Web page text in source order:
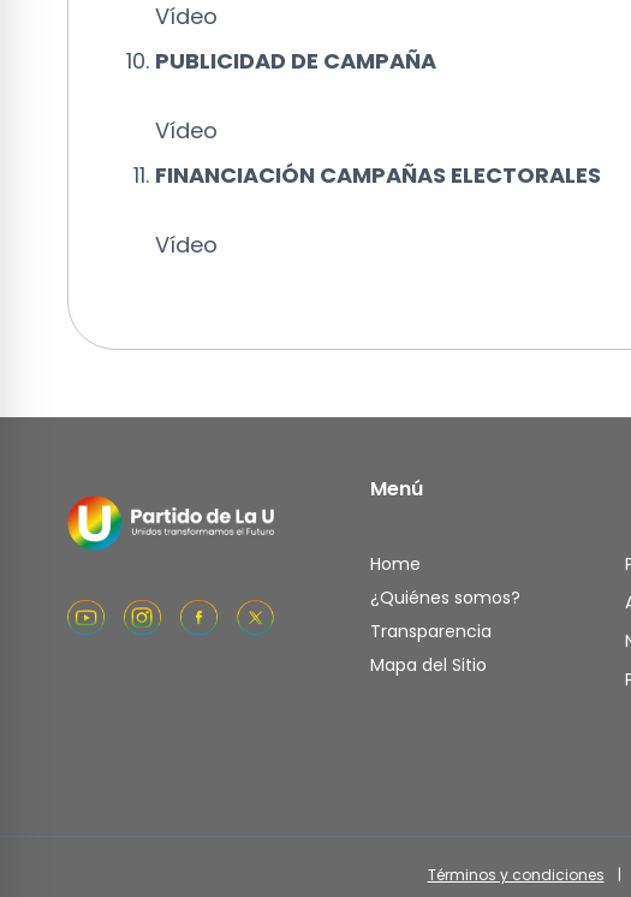
Vídeo
PUBLICIDAD DE CAMPAÑA
Vídeo
FINANCIACIÓN CAMPAÑAS ELECTORALES
Vídeo
Menú
Home
¿Quiénes somos?
Transparencia
Mapa del Sitio
Términos y condiciones |